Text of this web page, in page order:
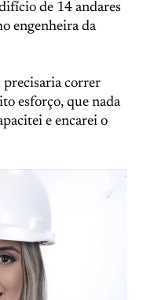
de 14 andares
engenheira da
precisaria correr
esforço, que nada
e encarei o